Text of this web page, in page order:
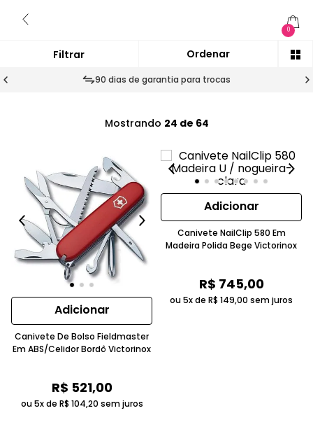
0
90 dias de garantia para trocas
Mostrando 24 de 64
Adicionar
Canivete De Bolso Fieldmaster
Em ABS/Celidor Bordô Victorinox
R$ 521,00
ou 5x de R$ 104,20 sem juros
Adicionar
Canivete NailClip 580 Em
Madeira Polida Bege Victorinox
R$ 745,00
ou 5x de R$ 149,00 sem juros